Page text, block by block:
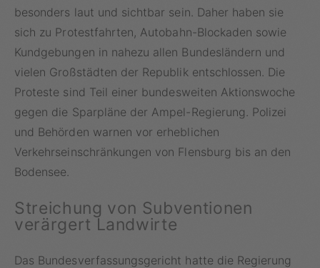
besonders laut und sichtbar sein. Daher haben sie
sich zu Protestfahrten, Autobahn-Blockaden sowie
Kundgebungen in nahezu allen Bundesländern und
vielen Großstädten der Republik entschlossen. Die
Proteste sind Teil einer bundesweiten Aktionswoche
gegen die Sparpläne der Ampel-Regierung. Polizei
und Behörden warnen vor erheblichen
Verkehrseinschränkungen von Flensburg bis an den
Bodensee.
Streichung von Subventionen
verärgert Landwirte
Das Bundesverfassungsgericht hatte die Regierung